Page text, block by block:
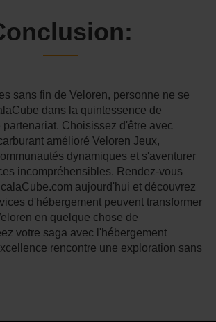
sans fin de Veloren, personne ne se
dans la quintessence de
partenariat. Choisissez d'être avec
amélioré Veloren Jeux,
dynamiques et s'aventurer
incompréhensibles. Rendez-vous
aujourd'hui et découvrez
d'hébergement peuvent transformer
en quelque chose de
votre saga avec l'hébergement
rencontre une exploration sans